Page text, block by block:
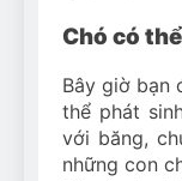
Chó có
Bây giờ bạn
thể phát
với băng,
những con